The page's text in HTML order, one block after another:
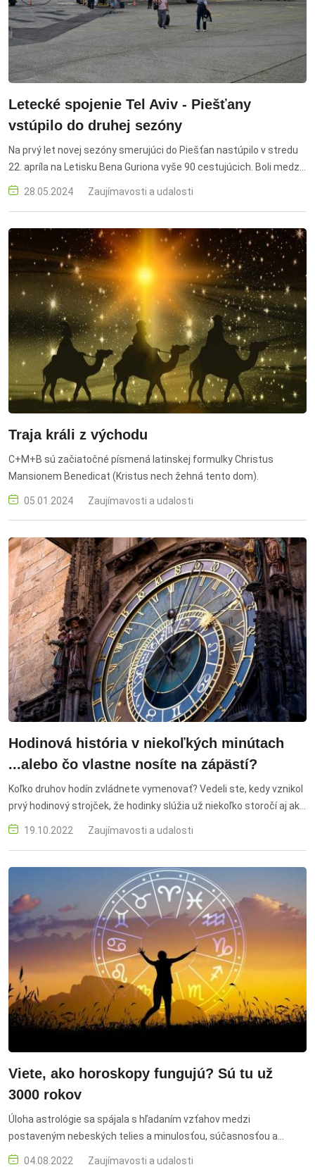
Letecké spojenie Tel Aviv - Piešťany
vstúpilo do druhej sezóny
Na prvý let novej sezóny smerujúci do Piešťan nastúpilo v stredu
22. apríla na Letisku Bena Guriona vyše 90 cestujúcich. Boli medzi
nimi aj touroperátori a zástupcovia cestovných kancelárií, pre
ktorých pripravila Krajská organizácia cestovného ruchu (KOCR)
28.05.2024 Zaujímavosti a udalosti
Traja králi z východu
C+M+B sú začiatočné písmená latinskej formulky Christus
Mansionem Benedicat (Kristus nech žehná tento dom).
05.01.2024 Zaujímavosti a udalosti
Hodinová história v niekoľkých minútach
...alebo čo vlastne nosíte na zápästí?
Koľko druhov hodín zvládnete vymenovať? Vedeli ste, kedy vznikol
prvý hodinový strojček, že hodinky slúžia už niekoľko storočí aj ako
investícia alebo vďaka komu ich nosíme na ľavom zápästí?
Nebudeme vás dlho napínať a ideme rovno na to!
19.10.2022 Zaujímavosti a udalosti
Viete, ako horoskopy fungujú? Sú tu už
3000 rokov
Úloha astrológie sa spájala s hľadaním vzťahov medzi
postaveným nebeských telies a minulosťou, súčasnosťou a
budúcnosťou.
04.08.2022 Zaujímavosti a udalosti